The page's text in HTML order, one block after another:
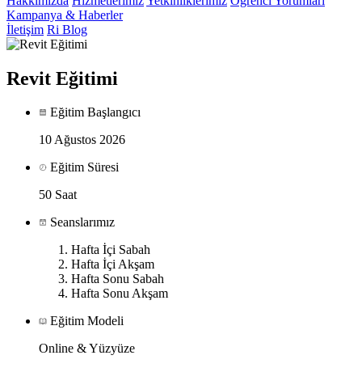
Kampanya & Haberler
İletişim Ri Blog
Revit Eğitimi
Eğitim Başlangıcı
10 Ağustos 2026
Eğitim Süresi
50 Saat
Seanslarımız
Hafta İçi Sabah
Hafta İçi Akşam
Hafta Sonu Sabah
Hafta Sonu Akşam
Eğitim Modeli
Online & Yüzyüze